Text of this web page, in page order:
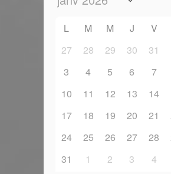
L M M J V
27
28 29 30 31
3
4 5 6 7
10
11 12 13 14
17
18 19 20 21
24
25 26 27 28
31
1 2 3 4